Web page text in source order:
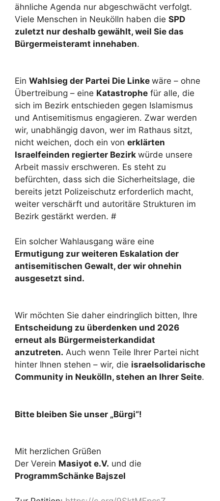
ähnliche Agenda nur abgeschwächt verfolgt.
Viele Menschen in Neukölln haben die SPD
zuletzt nur deshalb gewählt, weil Sie das
Bürgermeisteramt innehaben.
Ein Wahlsieg der Partei Die Linke wäre – ohne
Übertreibung – eine Katastrophe für alle, die
sich im Bezirk entschieden gegen Islamismus
und Antisemitismus engagieren. Zwar werden
wir, unabhängig davon, wer im Rathaus sitzt,
nicht weichen, doch ein von erklärten
Israelfeinden regierter Bezirk würde unsere
Arbeit massiv erschweren. Es steht zu
befürchten, dass sich die Sicherheitslage, die
bereits jetzt Polizeischutz erforderlich macht,
weiter verschärft und autoritäre Strukturen im
Bezirk gestärkt werden. #
Ein solcher Wahlausgang wäre eine
Ermutigung zur weiteren Eskalation der
antisemitischen Gewalt, der wir ohnehin
ausgesetzt sind.
Wir möchten Sie daher eindringlich bitten, Ihre
Entscheidung zu überdenken und 2026
erneut als Bürgermeisterkandidat
anzutreten. Auch wenn Teile Ihrer Partei nicht
hinter Ihnen stehen – wir, die israelsolidarische
Community in Neukölln, stehen an Ihrer Seite.
Bitte bleiben Sie unser „Bürgi“!
Mit herzlichen Grüßen
Der Verein Masiyot e.V. und die
ProgrammSchänke Bajszel